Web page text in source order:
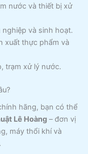
nước và thiết bị xử
và sinh hoạt.
xuất thực phẩm và
trạm xử lý nước.
hãng, bạn có thể
Lê Hoàng – đơn vị
máy thổi khí và